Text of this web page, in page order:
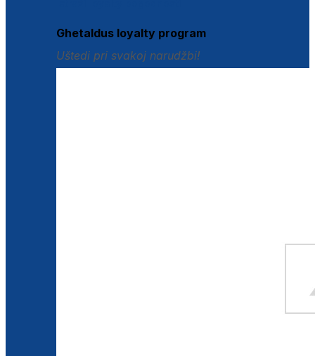
Ghetaldus loyalty program
Uštedi pri svakoj narudžbi!